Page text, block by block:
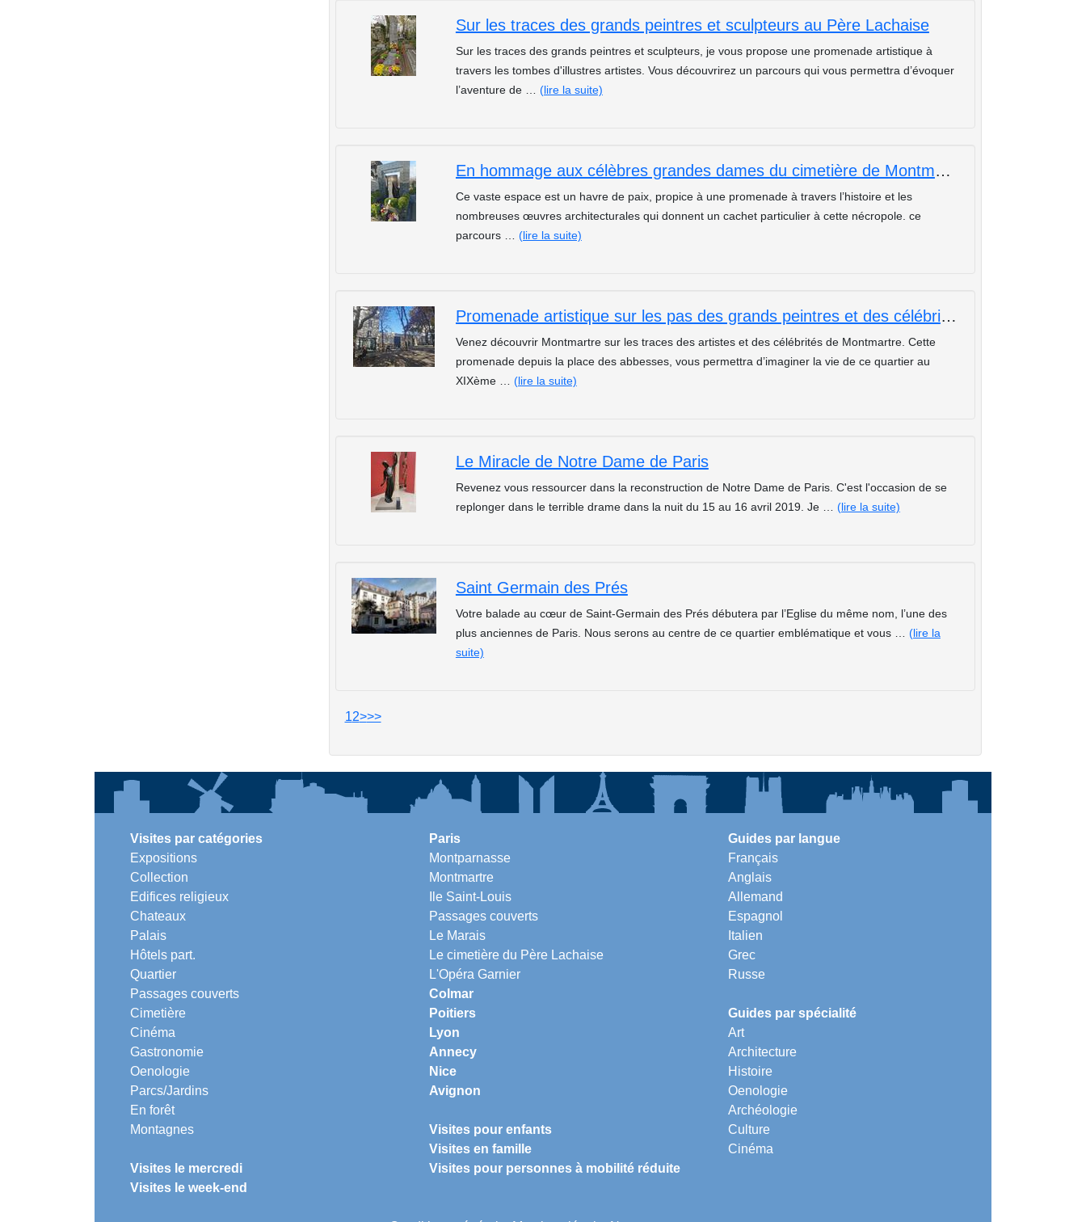
Sur les traces des grands peintres et sculpteurs au Père Lachaise
Sur les traces des grands peintres et sculpteurs, je vous propose une promenade artistique à
travers les tombes d'illustres artistes. Vous découvrirez un parcours qui vous permettra d’évoquer
l’aventure de … (lire la suite)
En hommage aux célèbres grandes dames du cimetière de Montmartre
Ce vaste espace est un havre de paix, propice à une promenade à travers l’histoire et les
nombreuses œuvres architecturales qui donnent un cachet particulier à cette nécropole. ce
parcours … (lire la suite)
Promenade artistique sur les pas des grands peintres et des célébrités de Montmartre
Venez découvrir Montmartre sur les traces des artistes et des célébrités de Montmartre. Cette
promenade depuis la place des abbesses, vous permettra d’imaginer la vie de ce quartier au
XIXème … (lire la suite)
Le Miracle de Notre Dame de Paris
Revenez vous ressourcer dans la reconstruction de Notre Dame de Paris. C'est l'occasion de se
replonger dans le terrible drame dans la nuit du 15 au 16 avril 2019. Je … (lire la suite)
Saint Germain des Prés
Votre balade au cœur de Saint-Germain des Prés débutera par l’Eglise du même nom, l’une des
plus anciennes de Paris. Nous serons au centre de ce quartier emblématique et vous … (lire la
suite)
12>>>
Visites par catégories
Expositions
Collection
Edifices religieux
Chateaux
Palais
Hôtels part.
Quartier
Passages couverts
Cimetière
Cinéma
Gastronomie
Oenologie
Parcs/Jardins
En forêt
Montagnes
Visites le mercredi
Visites le week-end
Paris
Montparnasse
Montmartre
Ile Saint-Louis
Passages couverts
Le Marais
Le cimetière du Père Lachaise
L'Opéra Garnier
Colmar
Poitiers
Lyon
Annecy
Nice
Avignon
Visites pour enfants
Visites en famille
Visites pour personnes à mobilité réduite
Guides par langue
Français
Anglais
Allemand
Espagnol
Italien
Grec
Russe
Guides par spécialité
Art
Architecture
Histoire
Oenologie
Archéologie
Culture
Cinéma